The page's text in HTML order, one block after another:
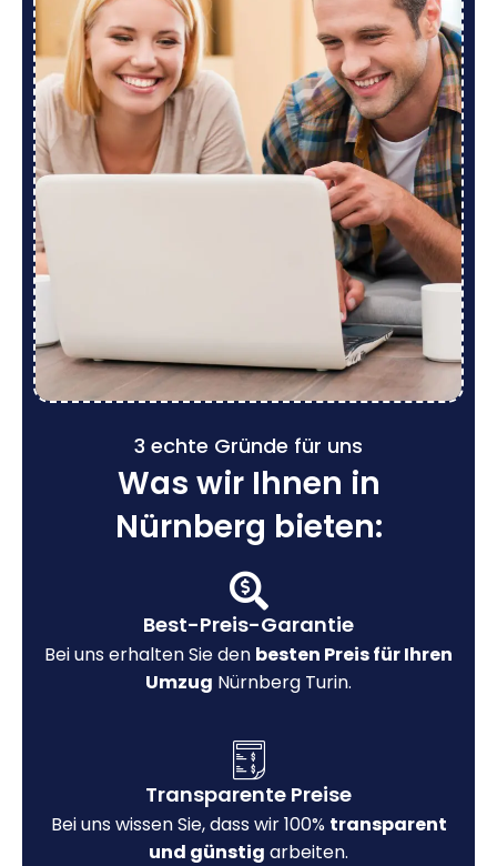
3 echte Gründe für uns
Was wir Ihnen in
Nürnberg bieten:
Best-Preis-Garantie
Bei uns erhalten Sie den besten Preis für Ihren
Umzug Nürnberg Turin.
Transparente Preise
Bei uns wissen Sie, dass wir 100% transparent
und günstig arbeiten.